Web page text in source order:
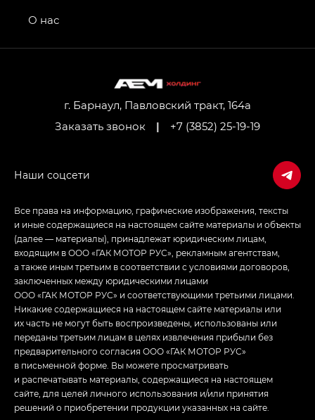
г. Барнаул, Павловский тракт, 164а
Заказать звонок
| +7 (3852) 25-19-19
О нас
Все права на информацию, графические изображения, тексты
и иные содержащиеся на настоящем сайте материалы и объекты
(далее — материалы), принадлежат юридическим лицам,
входящим в ООО «ГАК МОТОР РУС», рекламным агентствам,
а также иным третьим в соответствии с условиями договоров,
заключенных между юридическими лицами
ООО «ГАК МОТОР РУС» и соответствующими третьими лицами.
Никакие содержащиеся на настоящем сайте материалы или
их часть не могут быть воспроизведены, использованы или
переданы третьим лицам в целях извлечения прибыли без
предварительного согласия ООО «ГАК МОТОР РУС»
в письменной форме. Вы можете просматривать
и распечатывать материалы, содержащиеся на настоящем
сайте, для целей личного использования и/или принятия
решений о приобретении продукции указанных на сайте.